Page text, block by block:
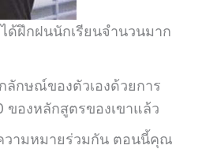
ด้ฝึกฝนนักเรียนจำนวนมาก
ลักษณ์ของตัวเองด้วยการ
ของหลักสูตรของเขาแล้ว
วามหมายร่วมกัน ตอนนี้คุณ